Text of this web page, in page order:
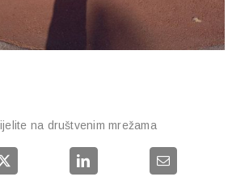
na društvenim mrežama